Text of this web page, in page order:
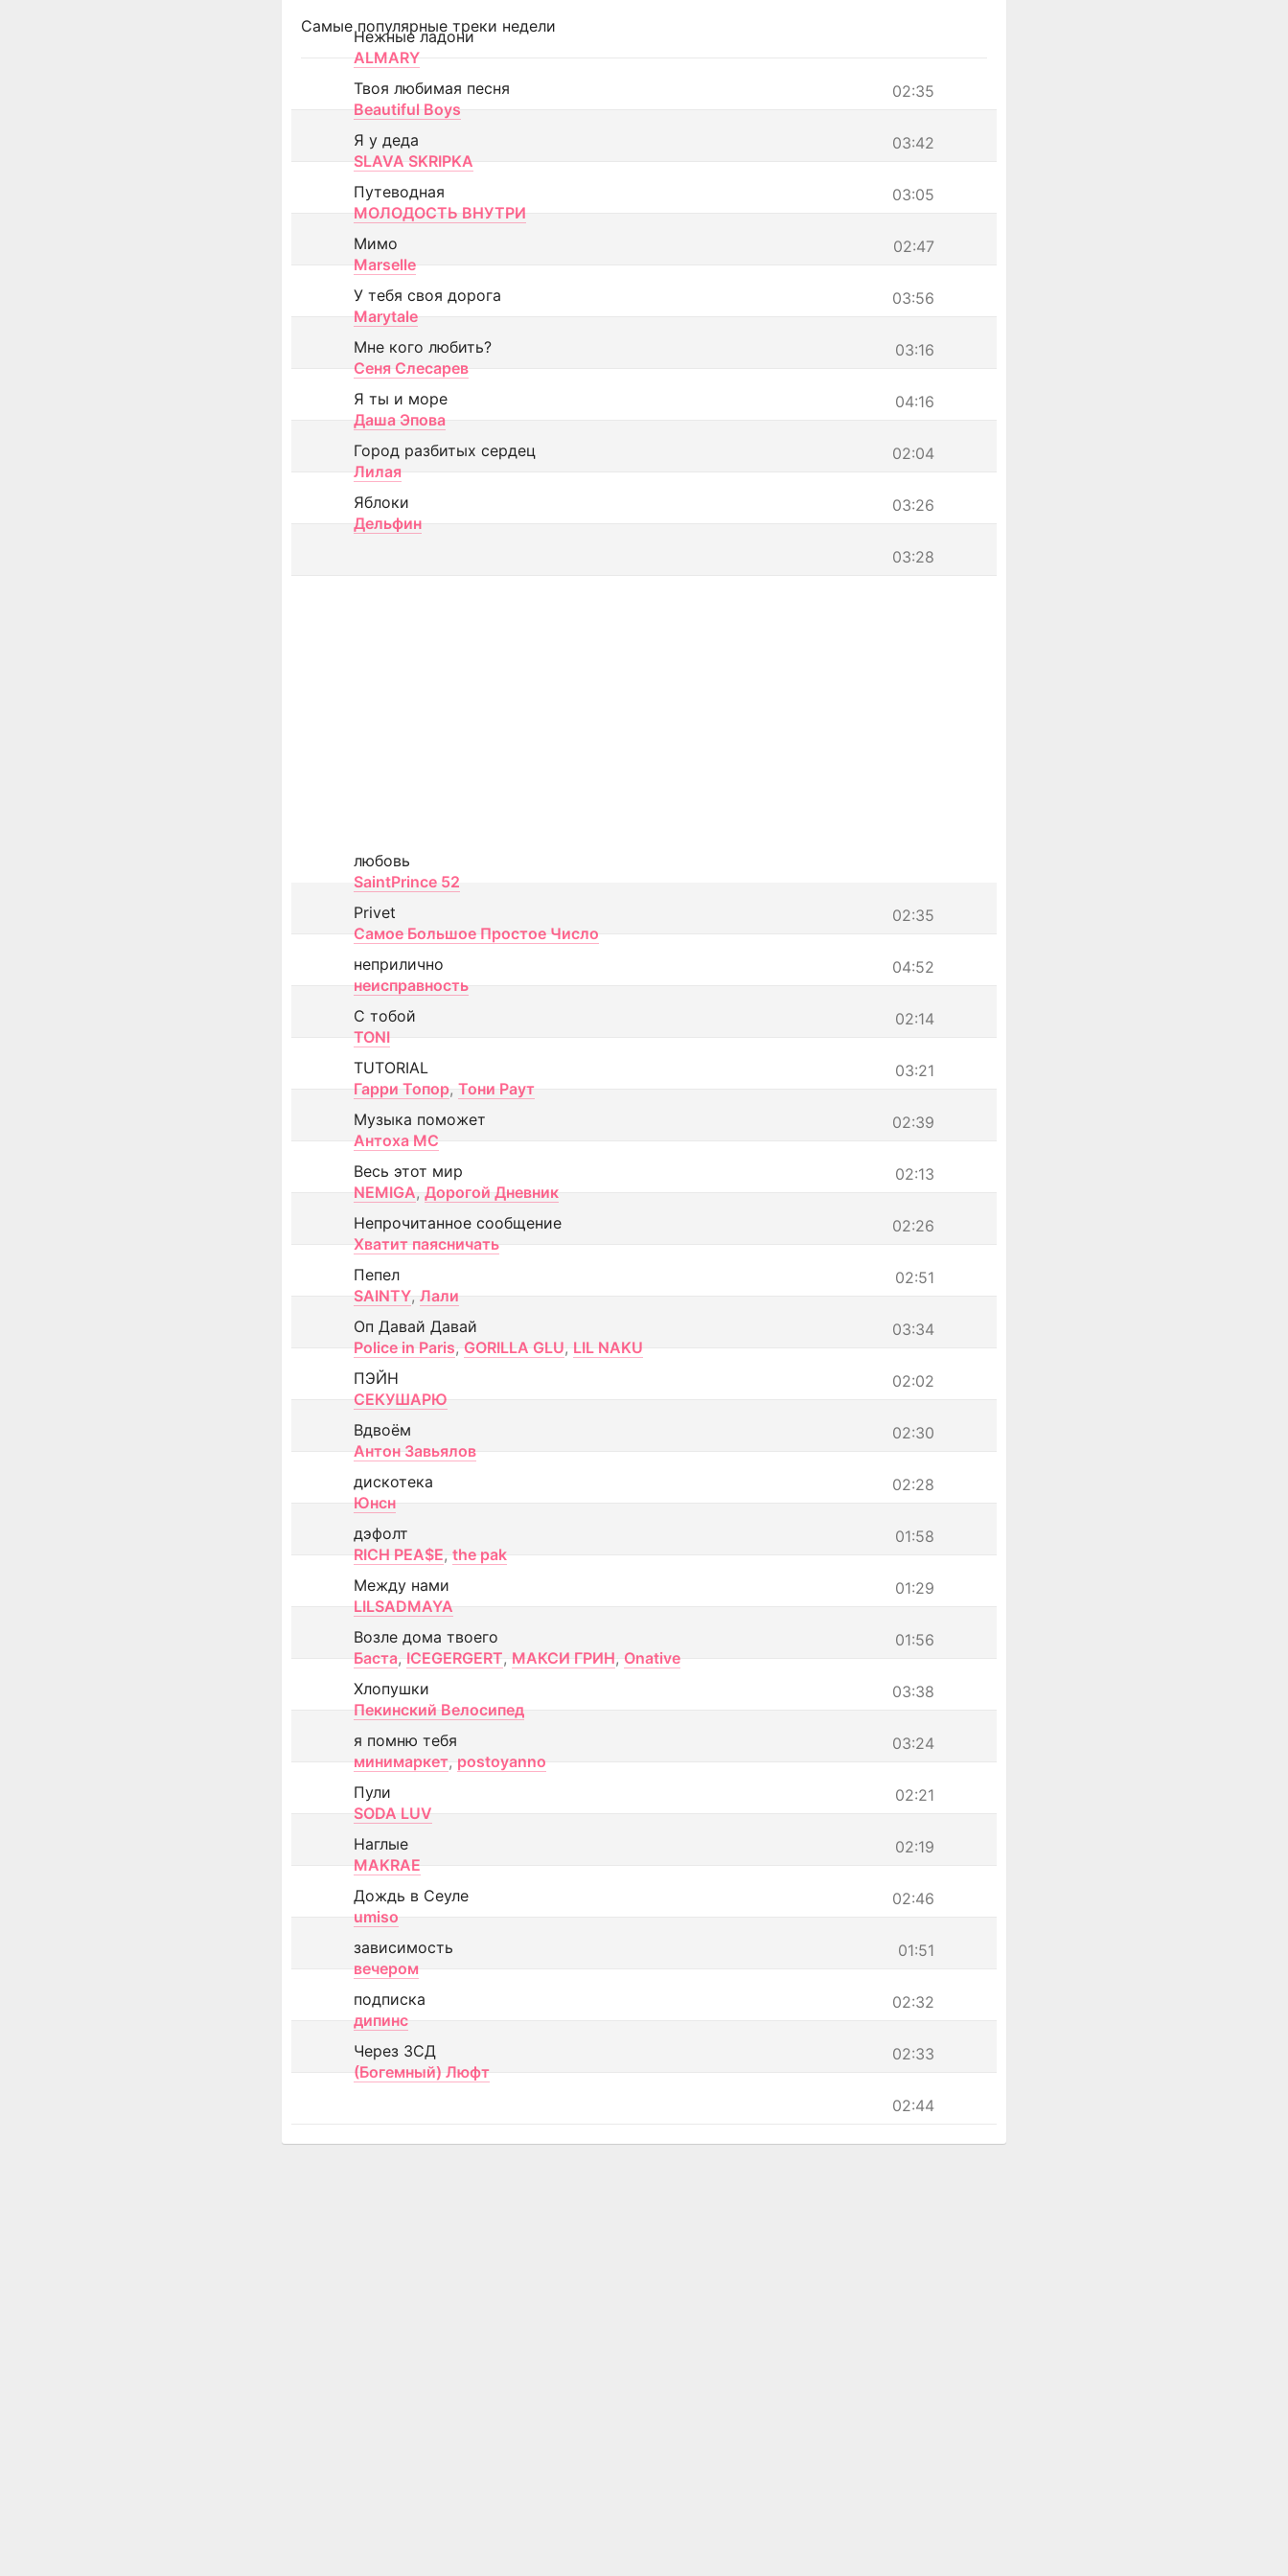
Самые популярные треки недели
Нежные ладони
ALMARY
02:35
Твоя любимая песня
Beautiful Boys
03:42
Я у деда
SLAVA SKRIPKA
03:05
Путеводная
МОЛОДОСТЬ ВНУТРИ
02:47
Мимо
Marselle
03:56
У тебя своя дорога
Marytale
03:16
Мне кого любить?
Сеня Слесарев
04:16
Я ты и море
Даша Эпова
02:04
Город разбитых сердец
Лилая
03:26
Яблоки
Дельфин
03:28
любовь
SaintPrince 52
02:35
Privet
Самое Большое Простое Число
04:52
неприлично
неисправность
02:14
С тобой
TONI
03:21
TUTORIAL
Гарри Топор, Тони Раут
02:39
Музыка поможет
Антоха МС
02:13
Весь этот мир
NEMIGA, Дорогой Дневник
02:26
Непрочитанное сообщение
Хватит паясничать
02:51
Пепел
SAINTY, Лали
03:34
Оп Давай Давай
Police in Paris, GORILLA GLU, LIL NAKU
02:02
ПЭЙН
СЕКУШАРЮ
02:30
Вдвоём
Антон Завьялов
02:28
дискотека
Юнсн
01:58
дэфолт
RICH PEA$E, the pak
01:29
Между нами
LILSADMAYA
01:56
Возле дома твоего
Баста, ICEGERGERT, МАКСИ ГРИН, Onative
03:38
Хлопушки
Пекинский Велосипед
03:24
я помню тебя
минимаркет, postoyanno
02:21
Пули
SODA LUV
02:19
Наглые
MAKRAE
02:46
Дождь в Сеуле
umiso
01:51
зависимость
вечером
02:32
подписка
дипинс
02:33
Через ЗСД
(Богемный) Люфт
02:44